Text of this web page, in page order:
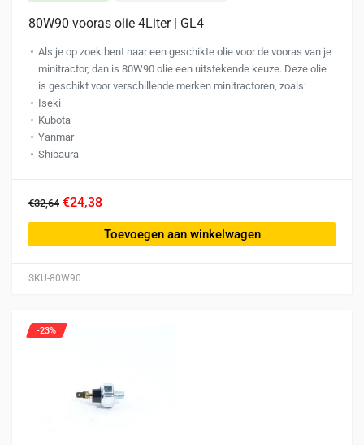
SKU-80W90
80W90 vooras olie 4Liter | GL4
Als je op zoek bent naar een geschikte olie voor de vooras van je
minitractor, dan is 80W90 olie een uitstekende keuze. Deze olie
is geschikt voor verschillende merken minitractoren, zoals:
Iseki
Kubota
Yanmar
Shibaura
€32,64 €24,38
Toevoegen aan winkelwagen
-23%